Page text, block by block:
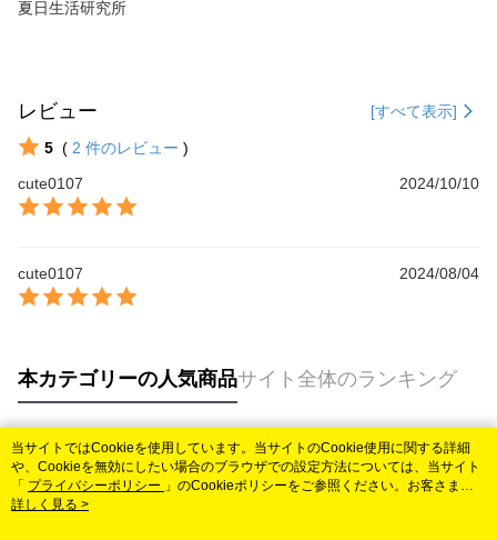
夏日生活研究所
レビュー [すべて表示]
5 ( 2 件のレビュー )
cute0107
2024/10/10
cute0107 2024/08/04
本カテゴリーの人気商品サイト全体のランキング
人気タグ
当サイトではCookieを使用しています。当サイトのCookie使用に関する詳細
や、Cookieを無効にしたい場合のブラウザでの設定方法については、当サイト
「 プライバシーポリシー 」のCookieポリシーをご参照ください。お客さま
が、当サイトを引き続き使用される場合、当社がサイト利用規約のCookieポリ
詳しく見る >